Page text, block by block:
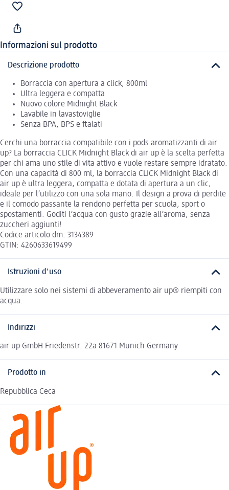
Informazioni sul prodotto
Descrizione prodotto
Borraccia con apertura a click, 800ml
Ultra leggera e compatta
Nuovo colore Midnight Black
Lavabile in lavastoviglie
Senza BPA, BPS e ftalati
Cerchi una borraccia compatibile con i pods aromatizzanti di air
up? La borraccia CLICK Midnight Black di air up è la scelta perfetta
per chi ama uno stile di vita attivo e vuole restare sempre idratato.
Con una capacità di 800 ml, la borraccia CLICK Midnight Black di
air up è ultra leggera, compatta e dotata di apertura a un clic,
ideale per l’utilizzo con una sola mano. Il design a prova di perdite
e il comodo passante la rendono perfetta per scuola, sport o
spostamenti. Goditi l’acqua con gusto grazie all’aroma, senza
zuccheri aggiunti!
Codice articolo dm: 3134389
GTIN: 4260633619499
Istruzioni d'uso
Utilizzare solo nei sistemi di abbeveramento air up® riempiti con
acqua.
Indirizzi
air up GmbH Friedenstr. 22a 81671 Munich Germany
Prodotto in
Repubblica Ceca